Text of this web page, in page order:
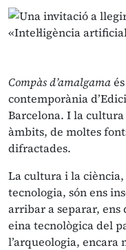
Compàs d’amalgama
contemporània
Barcelona. I la
àmbits, de moltes
difractades.
La cultura i la
tecnologia, són ens
arribar a separar, ens
eina tecnològica del
l’arqueologia, encara